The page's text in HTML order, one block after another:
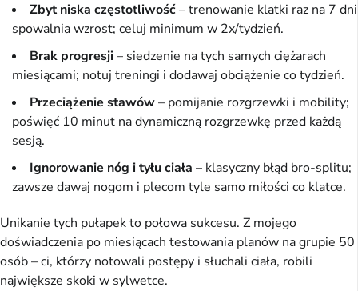
Zbyt niska częstotliwość– trenowanie klatki raz na 7 dni
spowalnia wzrost; celuj minimum w 2x/tydzień.
Brak progresji– siedzenie na tych samych ciężarach
miesiącami; notuj treningi i dodawaj obciążenie co tydzień.
Przeciążenie stawów– pomijanie rozgrzewki i mobility;
poświęć 10 minut na dynamiczną rozgrzewkę przed każdą
sesją.
Ignorowanie nóg i tyłu ciała – klasyczny błąd bro-splitu;
zawsze dawaj nogom i plecom tyle samo miłości co klatce.
Unikanie tych pułapek to połowa sukcesu. Z mojego
doświadczenia po miesiącach testowania planów na grupie 50
osób – ci, którzy notowali postępy i słuchali ciała, robili
największe skoki w sylwetce.